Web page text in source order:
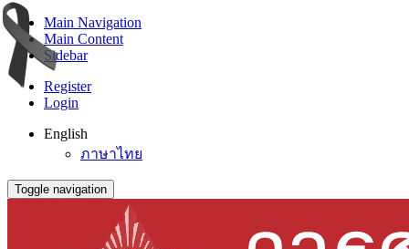
Main Navigation
Main Content
Sidebar
Register
Login
English
ภาษาไทย
Toggle navigation